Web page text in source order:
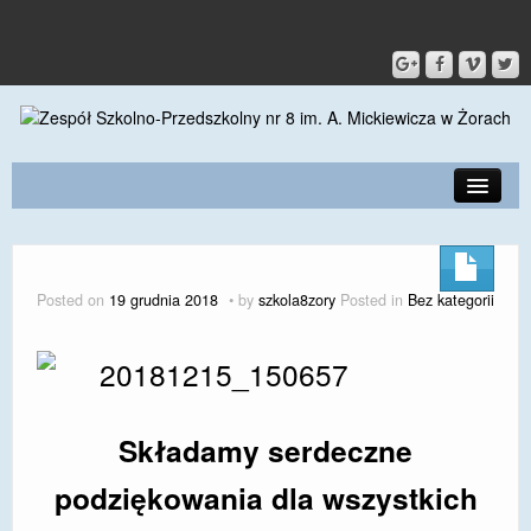
DLA RODZICÓW I UCZNIÓW
SPORT
Posted on 19 grudnia 2018 by szkola8zory Posted in Bez kategorii
Składamy serdeczne
podziękowania dla wszystkich